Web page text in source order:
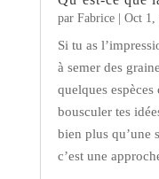
par Fabrice| Oct 1,
Si tu as
à semer des
quelques
bousculer tes
bien plus qu’une
c’est une